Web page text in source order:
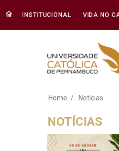
INSTITUCIONAL VIDA NO
Home Notícias
NOTÍCIAS